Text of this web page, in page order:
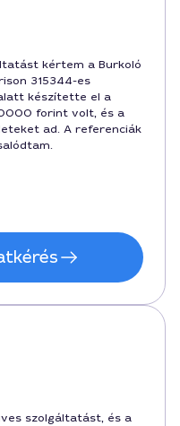
kértem a Burkoló
315344-es
készítette el a
forint volt, és a
ad. A referenciák
szolgáltatást, és a